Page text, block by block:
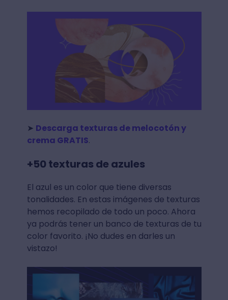
➤ Descarga texturas de melocotón y
crema GRATIS.
+50 texturas de azules
El azul es un color que tiene diversas
tonalidades. En estas imágenes de texturas
hemos recopilado de todo un poco. Ahora
ya podrás tener un banco de texturas de tu
color favorito. ¡No dudes en darles un
vistazo!